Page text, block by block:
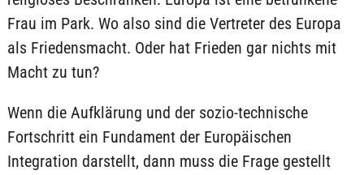
Frau im Park. Wo also sind die Vertreter des Europa
als Friedensmacht. Oder hat Frieden gar nichts mit
Macht zu tun?
Wenn die Aufklärung und der sozio-technische
Fortschritt ein Fundament der Europäischen
Integration darstellt, dann muss die Frage gestellt